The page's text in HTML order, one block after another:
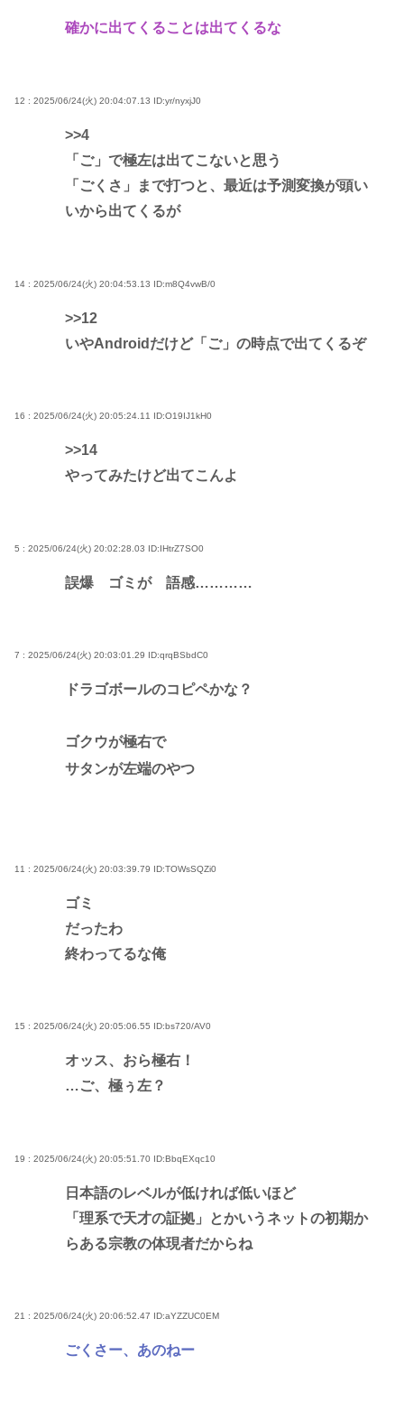
確かに出てくることは出てくるな
12 : 2025/06/24(火) 20:04:07.13 ID:yr/nyxjJ0
>>4
「ご」で極左は出てこないと思う
「ごくさ」まで打つと、最近は予測変換が頭い
いから出てくるが
14 : 2025/06/24(火) 20:04:53.13 ID:m8Q4vwB/0
>>12
いやAndroidだけど「ご」の時点で出てくるぞ
16 : 2025/06/24(火) 20:05:24.11 ID:O19IJ1kH0
>>14
やってみたけど出てこんよ
5 : 2025/06/24(火) 20:02:28.03 ID:IHtrZ7SO0
誤爆 ゴミが 語感…………
7 : 2025/06/24(火) 20:03:01.29 ID:qrqBSbdC0
ドラゴボールのコピペかな？
ゴクウが極右で
サタンが左端のやつ
11 : 2025/06/24(火) 20:03:39.79 ID:TOWsSQZi0
ゴミ
だったわ
終わってるな俺
15 : 2025/06/24(火) 20:05:06.55 ID:bs720/AV0
オッス、おら極右！
…ご、極ぅ左？
19 : 2025/06/24(火) 20:05:51.70 ID:BbqEXqc10
日本語のレベルが低ければ低いほど
「理系で天才の証拠」とかいうネットの初期か
らある宗教の体現者だからね
21 : 2025/06/24(火) 20:06:52.47 ID:aYZZUC0EM
ごくさー、あのねー